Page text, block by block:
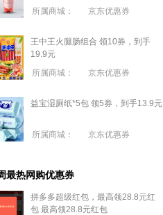
所属商城：
京东优惠券
王中王火腿肠组合 领10券，到手
19.9元
所属商城：
京东优惠券
益宝湿厕纸*5包 领5券，到手13.9元
所属商城： 京东优惠券
最热网购优惠券
拼多多超级红包，最高领28.8元红
包 最高领28.8元红包